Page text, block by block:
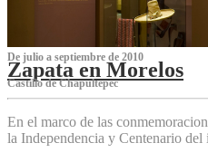
De julio a septiembre de 2010
Zapata en Morelos
Castillo de Chapultepec
En el marco de las
la Independencia y Centenario